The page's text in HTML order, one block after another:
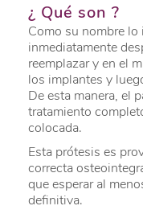
¿ Qué son ?
Como su nombre
inmediatamente
reemplazar y en el
los implantes y
De esta manera, el
tratamiento
colocada.
Esta prótesis es
correcta
que esperar al
definitiva.